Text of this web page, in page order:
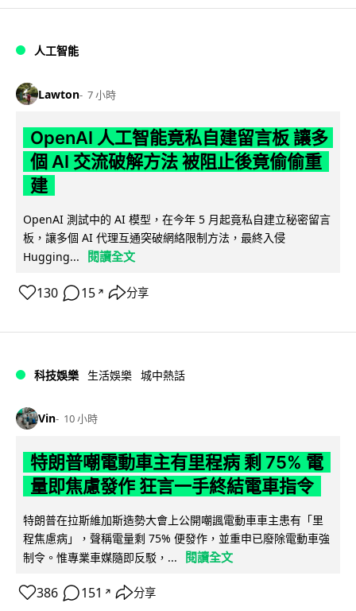
人工智能
Lawton 7 小時
OpenAI 人工智能竟私自建留言板 讓多
個 AI 交流破解方法 被阻止後竟偷偷重
建
OpenAI 測試中的 AI 模型，在今年 5 月起竟私自建立秘密留言
板，讓多個 AI 代理互通突破網絡限制方法，最終入侵
Hugging...
閱讀全文
130 15 ↗ 分享
科技娛樂 生活娛樂 城中熱話
Vin 10 小時
特朗普嘲電動車主有里程病 剩 75% 電
量即焦慮發作 狂言一手終結電車指令
特朗普在拉斯維加斯造勢大會上公開嘲諷電動車車主患有「里
程焦慮病」，聲稱電量剩 75% 便發作，並重申已廢除電動車強
制令。惟專業車媒隨即反駁，...
閱讀全文
386 151 ↗ 分享